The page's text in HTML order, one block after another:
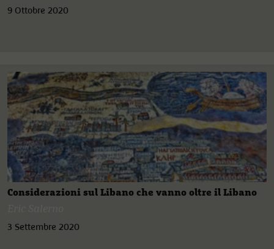
9 Ottobre 2020
Considerazioni sul Libano che vanno oltre il Libano
3 Settembre 2020